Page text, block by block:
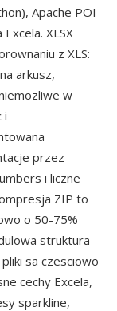
Apache POI
XLSX
z XLS:
arkusz,
w
i
przez
i liczne
ZIP to
o 50-75%
struktura
sa czesciowo
cechy Excela,
sparkline,